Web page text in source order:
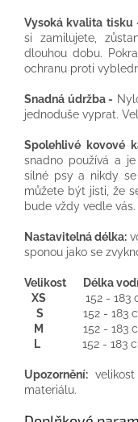
Vysoká kvalita
si zamilujete,
dlouhou dobu.
ochranu proti
Snadná údržba -
jednoduše vyprat.
Spolehlivé kovové
snadno používá a
silné psy a nikdy
můžete být jisti, že
bude vždy vedle vás.
Nastavitelná délka:
sponou jako se
Velikost Délka
XS
152 -
S
152 -
M
152 -
L
152 -
Upozornění:
materiálu.